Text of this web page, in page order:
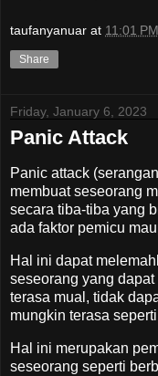
taufanyanuar at 11:01 PM
Share
Friday, January 6, 2023
Panic Attack
Panic attack
membuat seseorang
secara tiba-tiba yang
ada faktor pemicu
Hal ini dapat
seseorang yang
terasa mual, tidak
mungkin terasa
Hal ini merupakan
seseorang seperti